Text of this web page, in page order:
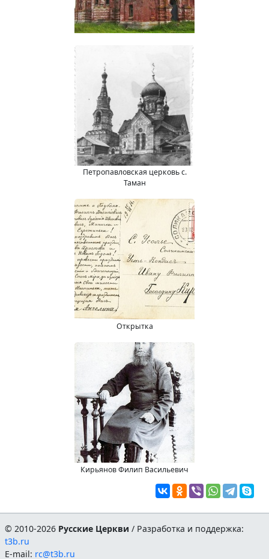
Петропавловская церковь с.
Таман
Открытка
Кирьянов Филип Васильевич
© 2010-2026 Русские Церкви / Разработка и поддержка:
t3b.ru
E-mail: rc@t3b.ru